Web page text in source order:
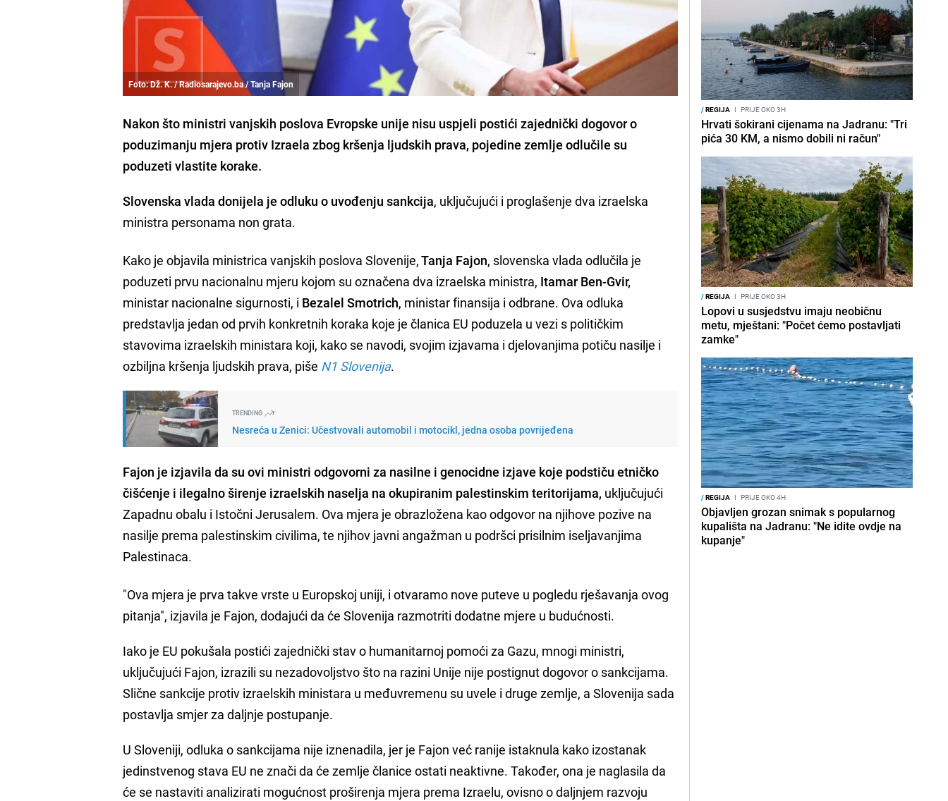
Foto: Dž. K. / Radiosarajevo.ba / Tanja Fajon
Nakon što ministri vanjskih poslova Evropske unije nisu uspjeli postići zajednički dogovor o
poduzimanju mjera protiv Izraela zbog kršenja ljudskih prava, pojedine zemlje odlučile su
poduzeti vlastite korake.
Slovenska vlada donijela je odluku o uvođenju sankcija, uključujući i proglašenje dva izraelska
ministra personama non grata.
Kako je objavila ministrica vanjskih poslova Slovenije,Tanja Fajon, slovenska vlada odlučila je
poduzeti prvu nacionalnu mjeru kojom su označena dva izraelska ministra, Itamar Ben-Gvir,
ministar nacionalne sigurnosti, i Bezalel Smotrich, ministar finansija i odbrane. Ova odluka
predstavlja jedan od prvih konkretnih koraka koje je članica EU poduzela u vezi s političkim
stavovima izraelskih ministara koji, kako se navodi, svojim izjavama i djelovanjima potiču nasilje i
ozbiljna kršenja ljudskih prava, piše N1 Slovenija.
TRENDING
Nesreća u Zenici: Učestvovali automobil i motocikl, jedna osoba povrijeđena
Fajon je izjavila da su ovi ministri odgovorni za nasilne i genocidne izjave koje podstiču etničko
čišćenje i ilegalno širenje izraelskih naselja na okupiranim palestinskim teritorijama, uključujući
Zapadnu obalu i Istočni Jerusalem. Ova mjera je obrazložena kao odgovor na njihove pozive na
nasilje prema palestinskim civilima, te njihov javni angažman u podršci prisilnim iseljavanjima
Palestinaca.
"Ova mjera je prva takve vrste u Europskoj uniji, i otvaramo nove puteve u pogledu rješavanja ovog
pitanja", izjavila je Fajon, dodajući da će Slovenija razmotriti dodatne mjere u budućnosti.
Iako je EU pokušala postići zajednički stav o humanitarnoj pomoći za Gazu, mnogi ministri,
uključujući Fajon, izrazili su nezadovoljstvo što na razini Unije nije postignut dogovor o sankcijama.
Slične sankcije protiv izraelskih ministara u međuvremenu su uvele i druge zemlje, a Slovenija sada
postavlja smjer za daljnje postupanje.
U Sloveniji, odluka o sankcijama nije iznenadila, jer je Fajon već ranije istaknula kako izostanak
jedinstvenog stava EU ne znači da će zemlje članice ostati neaktivne. Također, ona je naglasila da
će se nastaviti analizirati mogućnost proširenja mjera prema Izraelu, ovisno o daljnjem razvoju
/REGIJA I PRIJE OKO 3H
Hrvati šokirani cijenama na Jadranu: "Tri
pića 30 KM, a nismo dobili ni račun"
/REGIJA I PRIJE OKO 3H
Lopovi u susjedstvu imaju neobičnu
metu, mještani: "Počet ćemo postavljati
zamke"
/REGIJA I PRIJE OKO 4H
Objavljen grozan snimak s popularnog
kupališta na Jadranu: "Ne idite ovdje na
kupanje"